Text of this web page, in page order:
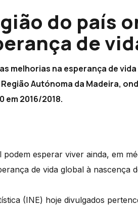
do país
de
melhorias na esperança de
Autónoma da Madeira,
em 2016/2018.
esperar viver ainda, em
de vida global à nascença
(INE) hoje divulgados